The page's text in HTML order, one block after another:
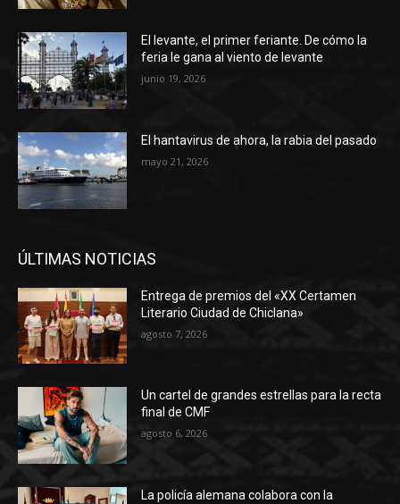
El levante, el primer feriante. De cómo la
feria le gana al viento de levante
junio 19, 2026
El hantavirus de ahora, la rabia del pasado
mayo 21, 2026
ÚLTIMAS NOTICIAS
Entrega de premios del «XX Certamen
Literario Ciudad de Chiclana»
agosto 7, 2026
Un cartel de grandes estrellas para la recta
final de CMF
agosto 6, 2026
La policía alemana colabora con la